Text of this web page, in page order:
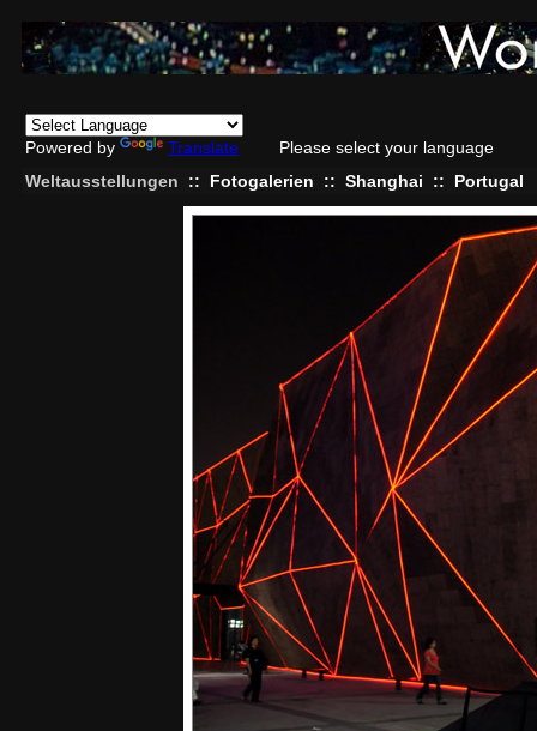
Powered by Translate
Please select your language
Weltausstellungen
:: Fotogalerien :: Shanghai :: Portugal